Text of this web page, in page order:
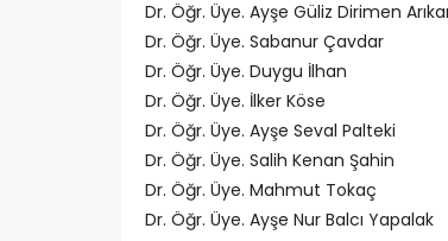
Dr. Öğr. Üye. Ayşe Güliz Dirimen
Dr. Öğr. Üye. Sabanur Çavdar
Dr. Öğr. Üye. Duygu İlhan
Dr. Öğr. Üye. İlker Köse
Dr. Öğr. Üye. Ayşe Seval Palteki
Dr. Öğr. Üye. Salih Kenan Şahin
Dr. Öğr. Üye. Mahmut Tokaç
Dr. Öğr. Üye. Ayşe Nur Balcı Yapalak